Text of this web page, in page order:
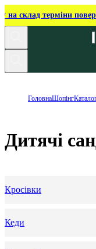
на склад терміни
ГоловнаШопінг
Дитячі
Кросівки
Кеди